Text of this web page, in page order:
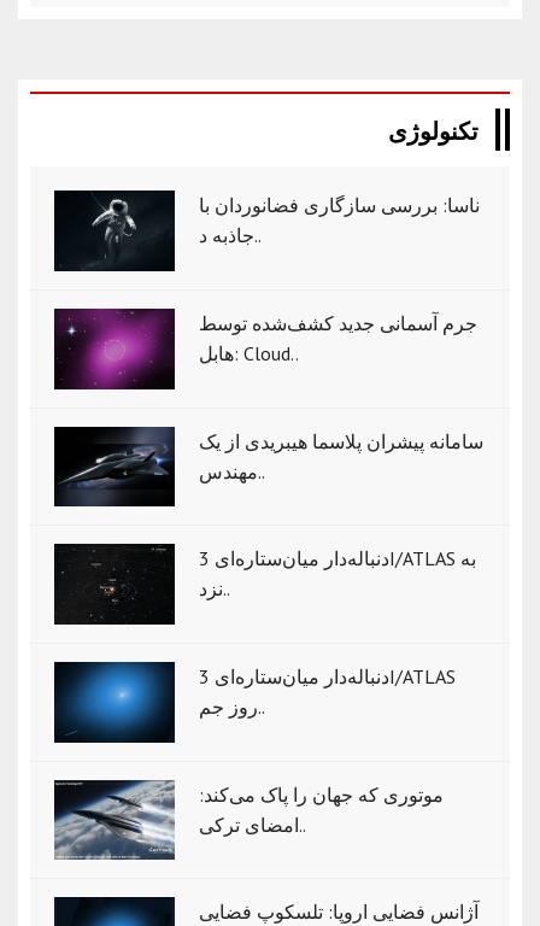
تکنولوژی
ناسا: بررسی سازگاری فضانوردان با
جاذبه د..
جرم آسمانی جدید کشف‌شده توسط
هابل: Cloud..
سامانه پیشران پلاسما هیبریدی از یک
مهندس..
دنباله‌دار میان‌ستاره‌ای 3I/ATLAS به
نزد..
دنباله‌دار میان‌ستاره‌ای 3I/ATLAS
روز جم..
موتوری که جهان را پاک می‌کند:
امضای ترکی..
آژانس فضایی اروپا: تلسکوپ فضایی